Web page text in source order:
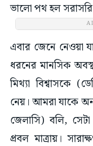
ভালো পথ হল
এবার জেনে নেওয়া
ধরনের মানসিক
মিথ্যা বিশ্বাসকে
নেয়। আমরা যাকে
জেলাসি) বলি, সেটা
প্রবল মাত্রায়।
সেলফ